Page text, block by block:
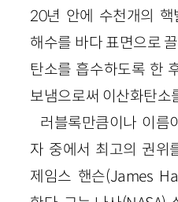
20년 안에 수천개의 핵
해수를 바다 표면으로
탄소를 흡수하도록 한
보냄으로써 이산화탄소
러블록만큼이나 이름
자 중에서 최고의 권위
제임스 핸슨(James